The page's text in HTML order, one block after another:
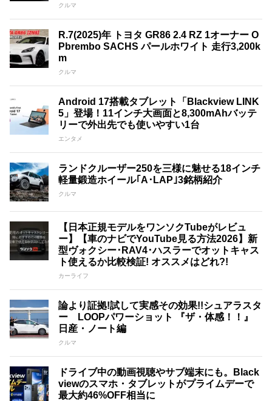
クルマ
R.7(2025)年 トヨタ GR86 2.4 RZ 1オーナー O
Pbrembo SACHS パールホワイト 走行3,200k
m
クルマ
Android 17搭載タブレット「Blackview LINK
5」登場！11インチ大画面と8,300mAhバッテ
リーで外出先でも使いやすい1台
エンタメ
ランドクルーザー250を三様に魅せる18インチ
軽量鍛造ホイール｢A･LAP｣3銘柄紹介
クルマ
【日本正規モデルをワンソクTubeがレビュ
ー】【車のナビでYouTube見る方法2026】新
型ヴォクシー･RAV4･ハスラーでオットキャス
ト使えるか比較検証! オススメはどれ?!
カーライフ
論より証拠!試して実感その効果!!シュアラスタ
ー LOOPパワーショット 『ザ・体感！！』
日産・ノート編
クルマ
ドライブ中の動画視聴やサブ端末にも。Black
viewのスマホ・タブレットがプライムデーで
最大約46%OFF相当に